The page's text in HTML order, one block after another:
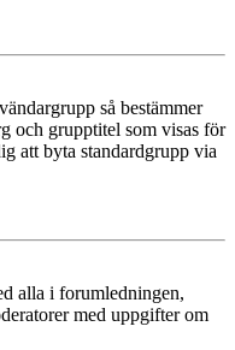
så bestämmer
och grupptitel som visas för
att byta standardgrupp via
alla i forumledningen,
med uppgifter om